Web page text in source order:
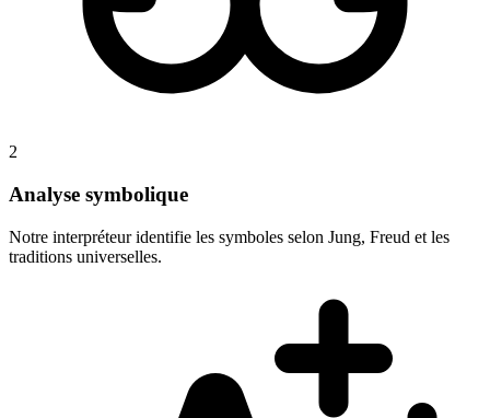
2
Analyse symbolique
Notre interpréteur identifie les symboles selon Jung, Freud et les
traditions universelles.